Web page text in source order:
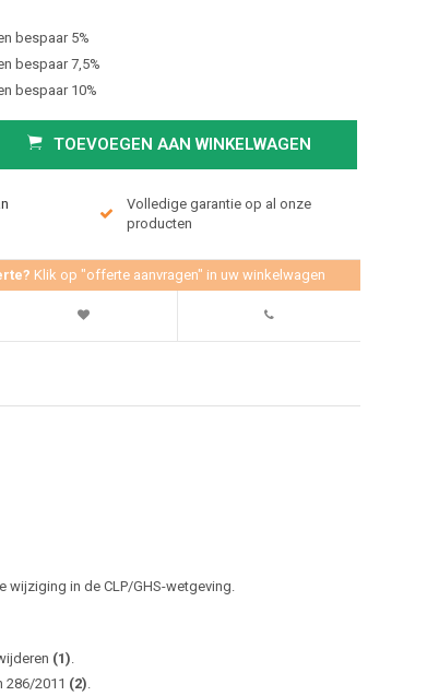
Afbeelding vergroten
bespaar 5%
bespaar 7,5%
bespaar 10%
TOEVOEGEN AAN WINKELWAGEN
Volledige garantie op al onze
producten
Klik op "offerte aanvragen" in uw winkelwagen
in de CLP/GHS-wetgeving.
(1)
286/2011 (2)